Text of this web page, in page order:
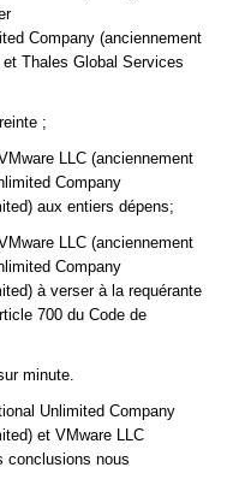
Company (anciennement
Thales Global Services
;
LLC (anciennement
Company
aux entiers dépens;
LLC (anciennement
Company
à verser à la requérante
700 du Code de
minute.
Unlimited Company
et VMware LLC
conclusions nous